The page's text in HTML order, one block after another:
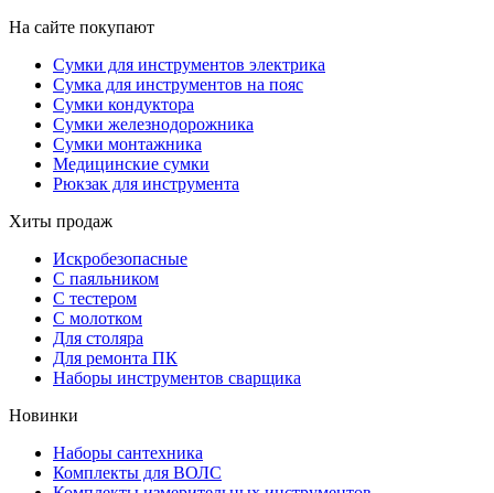
На сайте покупают
Сумки для инструментов электрика
Сумка для инструментов на пояс
Сумки кондуктора
Сумки железнодорожника
Сумки монтажника
Медицинские сумки
Рюкзак для инструмента
Хиты продаж
Искробезопасные
С паяльником
С тестером
С молотком
Для столяра
Для ремонта ПК
Наборы инструментов сварщика
Новинки
Наборы сантехника
Комплекты для ВОЛС